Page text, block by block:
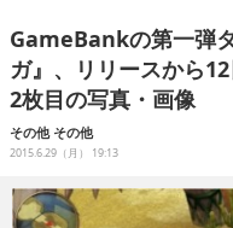
企業動向
人材育成
産業政策
連載
GameBankの第一弾
ガ』、リリースから
2枚目の写真・画像
その他 その他
2015.6.29（月） 19:13